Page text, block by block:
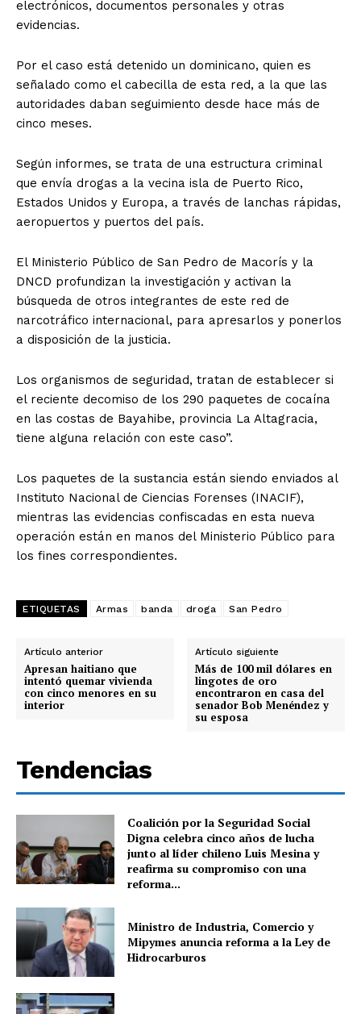
electrónicos, documentos personales y otras
evidencias.
Por el caso está detenido un dominicano, quien es
señalado como el cabecilla de esta red, a la que las
autoridades daban seguimiento desde hace más de
cinco meses.
Según informes, se trata de una estructura criminal
que envía drogas a la vecina isla de Puerto Rico,
Estados Unidos y Europa, a través de lanchas rápidas,
aeropuertos y puertos del país.
El Ministerio Público de San Pedro de Macorís y la
DNCD profundizan la investigación y activan la
búsqueda de otros integrantes de este red de
narcotráfico internacional, para apresarlos y ponerlos
a disposición de la justicia.
Los organismos de seguridad, tratan de establecer si
el reciente decomiso de los 290 paquetes de cocaína
en las costas de Bayahibe, provincia La Altagracia,
tiene alguna relación con este caso”.
Los paquetes de la sustancia están siendo enviados al
Instituto Nacional de Ciencias Forenses (INACIF),
mientras las evidencias confiscadas en esta nueva
operación están en manos del Ministerio Público para
los fines correspondientes.
ETIQUETAS Armas banda droga San Pedro
Artículo anterior
Apresan haitiano que
intentó quemar vivienda
con cinco menores en su
interior
Artículo siguiente
Más de 100 mil dólares en
lingotes de oro
encontraron en casa del
senador Bob Menéndez y
su esposa
Tendencias
Coalición por la Seguridad Social
Digna celebra cinco años de lucha
junto al líder chileno Luis Mesina y
reafirma su compromiso con una
reforma...
Ministro de Industria, Comercio y
Mipymes anuncia reforma a la Ley de
Hidrocarburos